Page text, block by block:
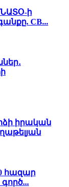
ՆԱՏՕ-ի
CB...
իրական
հազար